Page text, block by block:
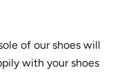
of our shoes will
with your shoes